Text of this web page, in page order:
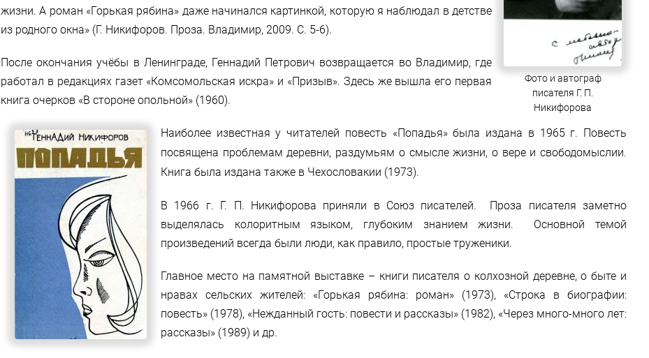
Фото и автограф
писателя Г. П.
Никифорова
жизни. А роман «Горькая рябина» даже начинался картинкой, которую я наблюдал в детстве
из родного окна» (Г. Никифоров. Проза. Владимир, 2009. С. 5-6).
После окончания учёбы в Ленинграде, Геннадий Петрович возвращается во Владимир, где
работал в редакциях газет «Комсомольская искра» и «Призыв». Здесь же вышла его первая
книга очерков «В стороне опольной» (1960).
Наиболее известная у читателей повесть «Попадья» была издана в 1965 г. Повесть
посвящена проблемам деревни, раздумьям о смысле жизни, о вере и свободомыслии.
Книга была издана также в Чехословакии (1973).
В 1966 г. Г. П. Никифорова приняли в Союз писателей. Проза писателя заметно
выделялась колоритным языком, глубоким знанием жизни. Основной темой
произведений всегда были люди, как правило, простые труженики.
Главное место на памятной выставке – книги писателя о колхозной деревне, о быте и
нравах сельских жителей: «Горькая рябина: роман» (1973), «Строка в биографии:
повесть» (1978), «Нежданный гость: повести и рассказы» (1982), «Через много-много лет:
рассказы» (1989) и др.